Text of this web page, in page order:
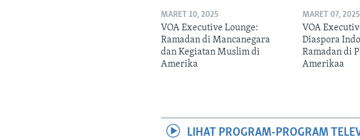
MARET 10, 2025
VOA Executive Lounge:
Ramadan di Mancanegara
dan Kegiatan Muslim di
Amerika
MARET 07, 2025
VOA
Diaspora
Ramadan di
Amerikaa
LIHAT PROGRAM-PROGRAM